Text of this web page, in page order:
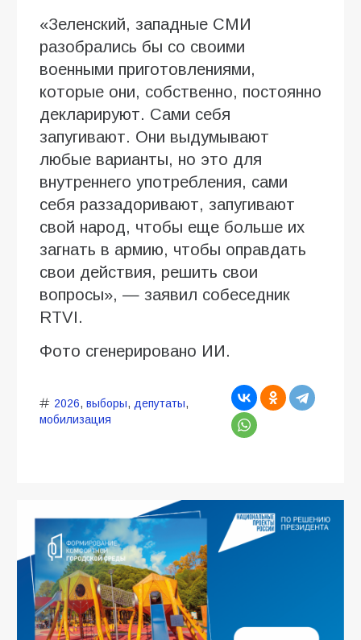
«Зеленский, западные СМИ
разобрались бы со своими
военными приготовлениями,
которые они, собственно, постоянно
декларируют. Сами себя
запугивают. Они выдумывают
любые варианты, но это для
внутреннего употребления, сами
себя раззадоривают, запугивают
свой народ, чтобы еще больше их
загнать в армию, чтобы оправдать
свои действия, решить свои
вопросы», — заявил собеседник
RTVI.
Фото сгенерировано ИИ.
2026, выборы, депутаты,
мобилизация